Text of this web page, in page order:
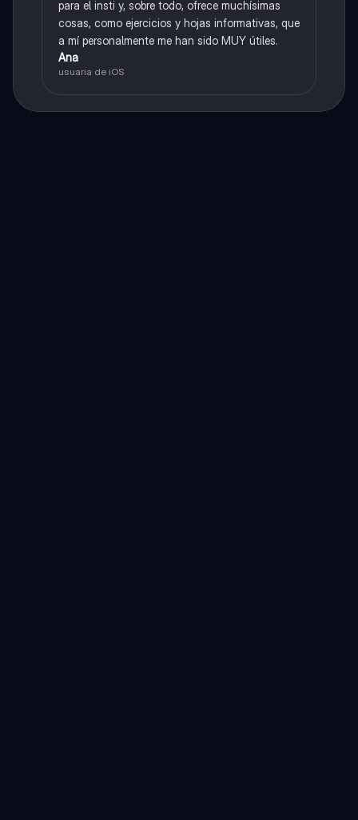
para el insti y, sobre todo, ofrece muchísimas
cosas, como ejercicios y hojas informativas, que
a mí personalmente me han sido MUY útiles.
Ana
usuaria de iOS